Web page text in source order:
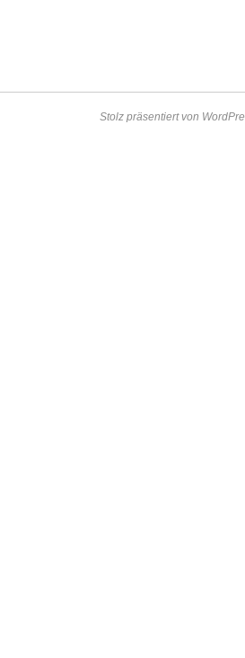
Stolz präsentiert von